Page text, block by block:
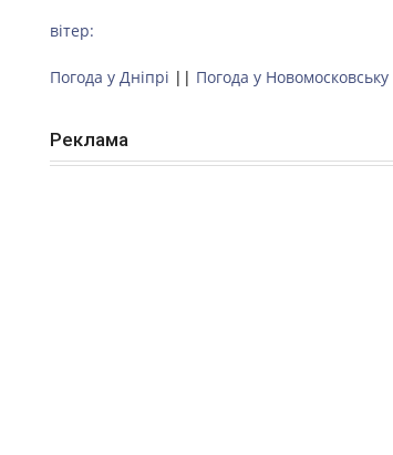
вітер:
Погода у Дніпрі || Погода у Новомосковську
Реклама